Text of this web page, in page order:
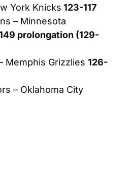
York Knicks 123-117
– Minnesota
prolongation (129-
Memphis Grizzlies 126-
– Oklahoma City